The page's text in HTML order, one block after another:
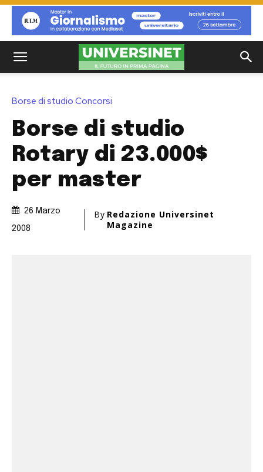
Borse di studio Concorsi
Borse di studio
Rotary di 23.000$
per master
26 Marzo
2008
By Redazione Universinet
Magazine